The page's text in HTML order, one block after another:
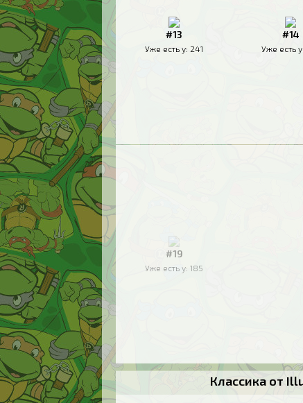
#13
Уже есть у: 241
#14
Уже есть у:
#19
Уже есть у: 185
Классика от